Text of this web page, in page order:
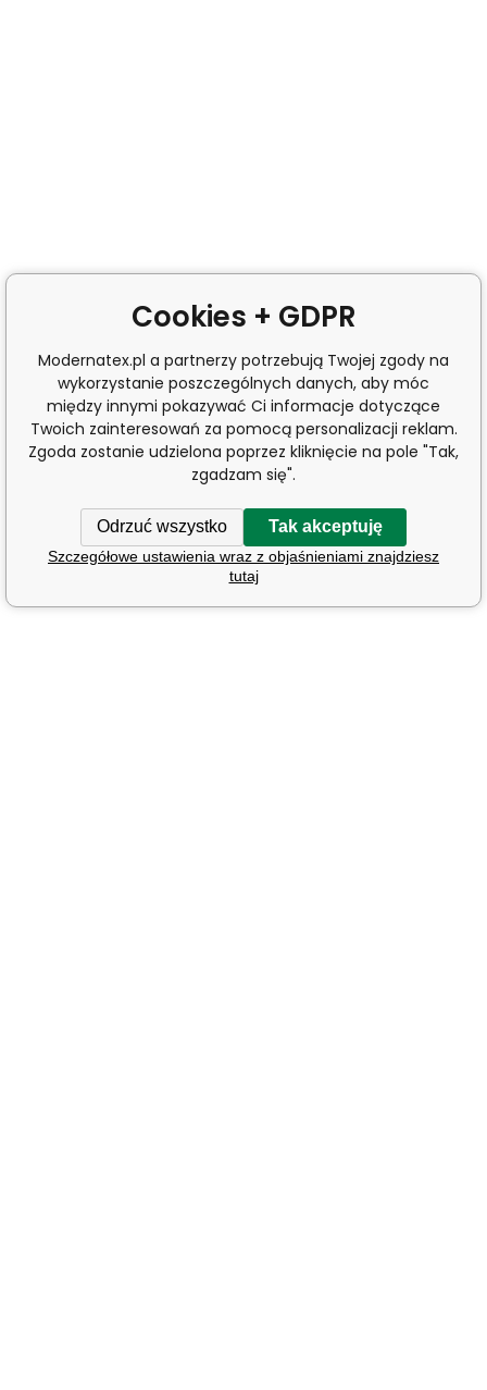
Cookies + GDPR
Modernatex.pl a partnerzy potrzebują Twojej zgody na
wykorzystanie poszczególnych danych, aby móc
między innymi pokazywać Ci informacje dotyczące
Twoich zainteresowań za pomocą personalizacji reklam.
Zgoda zostanie udzielona poprzez kliknięcie na pole "Tak,
zgadzam się".
Odrzuć wszystko Tak akceptuję
Szczegółowe ustawienia wraz z objaśnieniami znajdziesz
tutaj